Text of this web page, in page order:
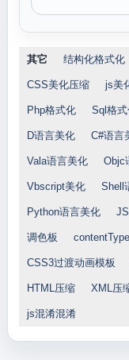
其它 结构化格式化
CSS美化压缩 js美
Php格式化 Sql格
D语言美化 C#语言
Vala语言美化 Objc
Vbscript美化 Shell
Python语言美化
调色板
CSS3过渡动画模板
HTML压缩 XML压
js混淆混淆